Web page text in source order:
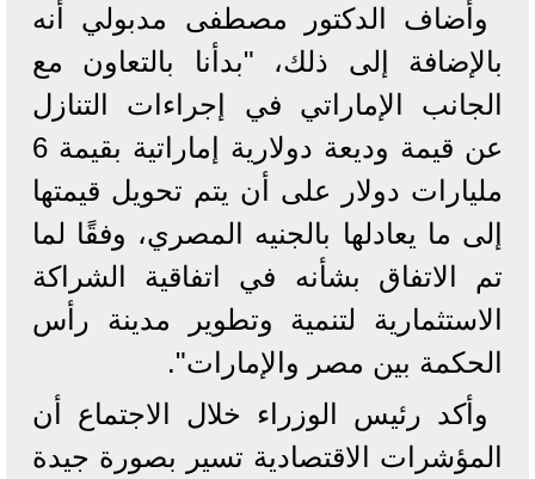
وأضاف الدكتور مصطفى مدبولي أنه
بالإضافة إلى ذلك، "بدأنا بالتعاون مع
الجانب الإماراتي في إجراءات التنازل
عن قيمة وديعة دولارية إماراتية بقيمة 6
مليارات دولار على أن يتم تحويل قيمتها
إلى ما يعادلها بالجنيه المصري، وفقًا لما
تم الاتفاق بشأنه في اتفاقية الشراكة
الاستثمارية لتنمية وتطوير مدينة رأس
الحكمة بين مصر والإمارات".
وأكد رئيس الوزراء خلال الاجتماع أن
المؤشرات الاقتصادية تسير بصورة جيدة